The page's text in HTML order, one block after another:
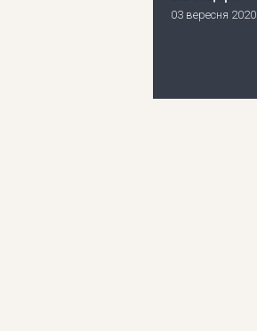
03 вересня 2020